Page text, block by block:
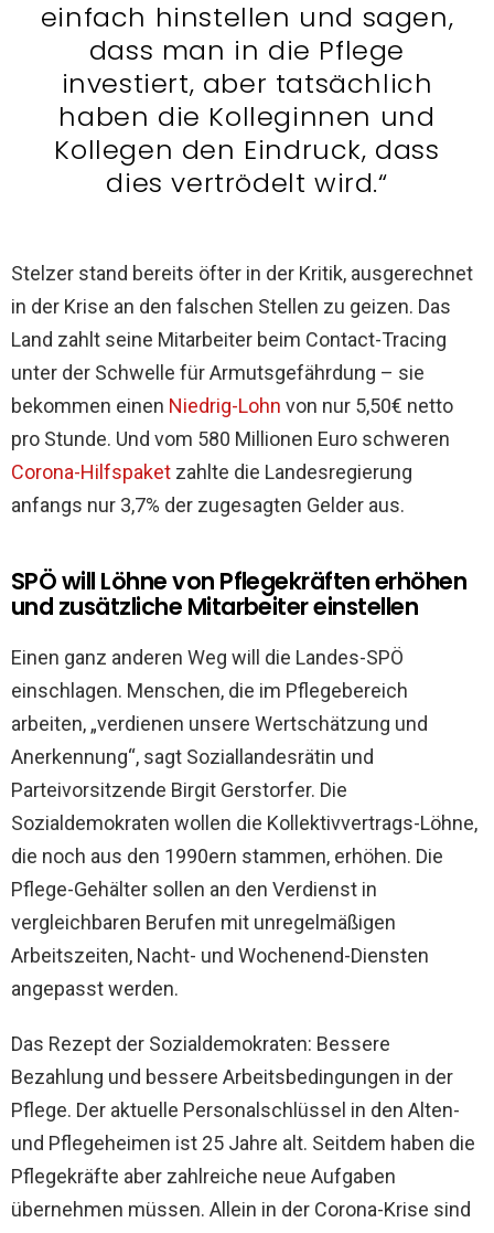
einfach hinstellen und sagen,
dass man in die Pflege
investiert, aber tatsächlich
haben die Kolleginnen und
Kollegen den Eindruck, dass
dies vertrödelt wird.“
Stelzer stand bereits öfter in der Kritik, ausgerechnet
in der Krise an den falschen Stellen zu geizen. Das
Land zahlt seine Mitarbeiter beim Contact-Tracing
unter der Schwelle für Armutsgefährdung – sie
bekommen einen Niedrig-Lohn von nur 5,50€ netto
pro Stunde. Und vom 580 Millionen Euro schweren
Corona-Hilfspaket zahlte die Landesregierung
anfangs nur 3,7% der zugesagten Gelder aus.
SPÖ will Löhne von Pflegekräften erhöhen
und zusätzliche Mitarbeiter einstellen
Einen ganz anderen Weg will die Landes-SPÖ
einschlagen. Menschen, die im Pflegebereich
arbeiten, „verdienen unsere Wertschätzung und
Anerkennung“, sagt Soziallandesrätin und
Parteivorsitzende Birgit Gerstorfer. Die
Sozialdemokraten wollen die Kollektivvertrags-Löhne,
die noch aus den 1990ern stammen, erhöhen. Die
Pflege-Gehälter sollen an den Verdienst in
vergleichbaren Berufen mit unregelmäßigen
Arbeitszeiten, Nacht- und Wochenend-Diensten
angepasst werden.
Das Rezept der Sozialdemokraten: Bessere
Bezahlung und bessere Arbeitsbedingungen in der
Pflege. Der aktuelle Personalschlüssel in den Alten-
und Pflegeheimen ist 25 Jahre alt. Seitdem haben die
Pflegekräfte aber zahlreiche neue Aufgaben
übernehmen müssen. Allein in der Corona-Krise sind